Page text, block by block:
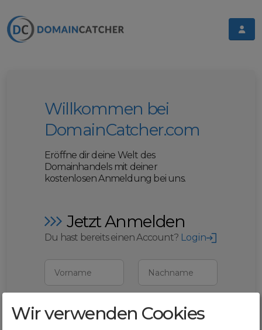
Willkommen bei
DomainCatcher.com
Eröffne dir deine Welt des
Domainhandels mit deiner
kostenlosen Anmeldung bei uns.
Jetzt Anmelden
Du hast bereits einen Account? Login
Vorname Nachname
E-Mail
Wir verwenden Cookies